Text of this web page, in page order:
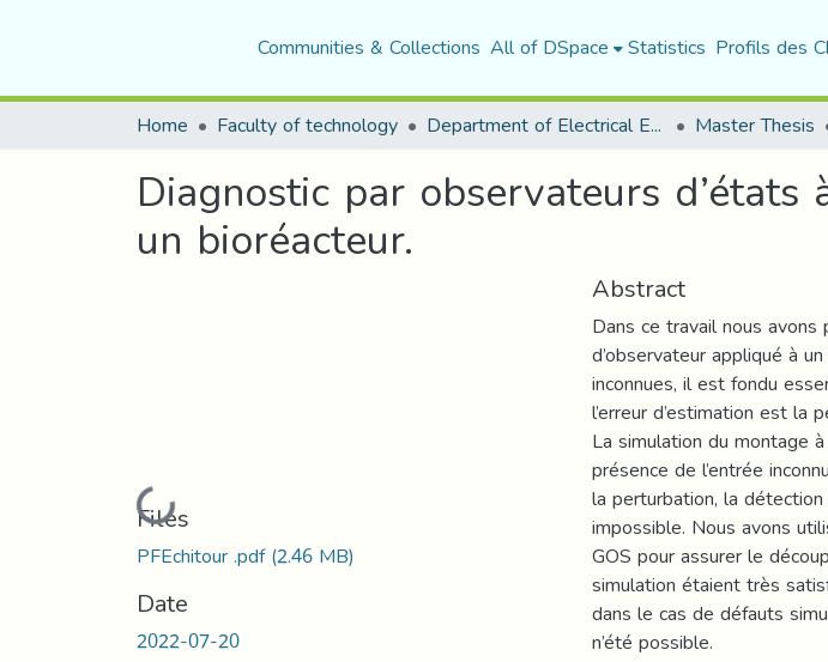
Communities & Collections All of DSpace Statistics Profils des
Home Faculty of technology Department of Electrical Engineering Master Thesis
Diagnostic par observateurs
un bioréacteur.
Loading...
Files
PFEchitour .pdf(2.46 MB)
Date
2022-07-20
Abstract
Dans ce travail nous
d’observateur appliqué à
inconnues, il est fondu
l’erreur d’estimation est la
La simulation du montage
présence de l’entrée
la perturbation, la
impossible. Nous avons
GOS pour assurer le
simulation étaient très
dans le cas de défauts
n’été possible.